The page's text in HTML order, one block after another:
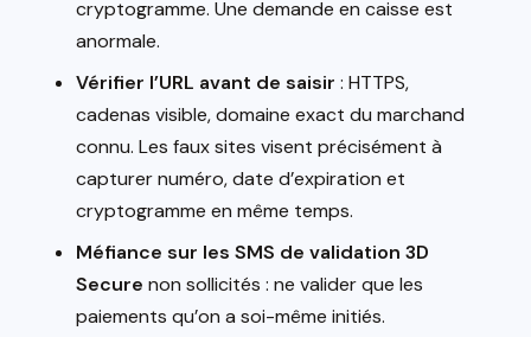
cryptogramme. Une demande en caisse est
anormale.
Vérifier l’URL avant de saisir : HTTPS,
cadenas visible, domaine exact du marchand
connu. Les faux sites visent précisément à
capturer numéro, date d’expiration et
cryptogramme en même temps.
Méfiance sur les SMS de validation 3D
Secure non sollicités : ne valider que les
paiements qu’on a soi-même initiés.